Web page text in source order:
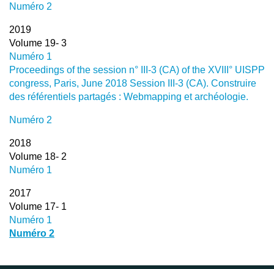
Numéro 2
2019
Volume 19- 3
Numéro 1
Proceedings of the session n° III-3 (CA) of the XVIII° UISPP
congress, Paris, June 2018 Session III-3 (CA). Construire
des référentiels partagés : Webmapping et archéologie.
Numéro 2
2018
Volume 18- 2
Numéro 1
2017
Volume 17- 1
Numéro 1
Numéro 2